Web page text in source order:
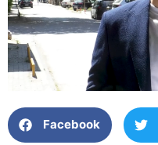
Facebook